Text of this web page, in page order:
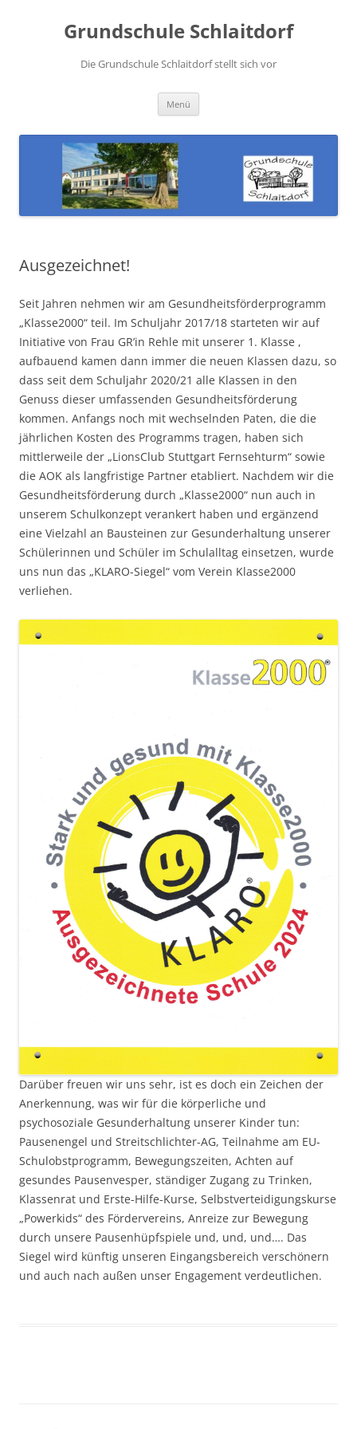
springenGrundschule Schlaitdorf
Die Grundschule Schlaitdorf stellt sich vor
Menü
Ausgezeichnet!
Seit Jahren nehmen wir am Gesundheitsförderprogramm
„Klasse2000“ teil. Im Schuljahr 2017/18 starteten wir auf
Initiative von Frau GR’in Rehle mit unserer 1. Klasse ,
aufbauend kamen dann immer die neuen Klassen dazu, so
dass seit dem Schuljahr 2020/21 alle Klassen in den
Genuss dieser umfassenden Gesundheitsförderung
kommen. Anfangs noch mit wechselnden Paten, die die
jährlichen Kosten des Programms tragen, haben sich
mittlerweile der „LionsClub Stuttgart Fernsehturm“ sowie
die AOK als langfristige Partner etabliert. Nachdem wir die
Gesundheitsförderung durch „Klasse2000“ nun auch in
unserem Schulkonzept verankert haben und ergänzend
eine Vielzahl an Bausteinen zur Gesunderhaltung unserer
Schülerinnen und Schüler im Schulalltag einsetzen, wurde
uns nun das „KLARO-Siegel“ vom Verein Klasse2000
verliehen.
Darüber freuen wir uns sehr, ist es doch ein Zeichen der
Anerkennung, was wir für die körperliche und
psychosoziale Gesunderhaltung unserer Kinder tun:
Pausenengel und Streitschlichter-AG, Teilnahme am EU-
Schulobstprogramm, Bewegungszeiten, Achten auf
gesundes Pausenvesper, ständiger Zugang zu Trinken,
Klassenrat und Erste-Hilfe-Kurse, Selbstverteidigungskurse
„Powerkids“ des Fördervereins, Anreize zur Bewegung
durch unsere Pausenhüpfspiele und, und, und…. Das
Siegel wird künftig unseren Eingangsbereich verschönern
und auch nach außen unser Engagement verdeutlichen.